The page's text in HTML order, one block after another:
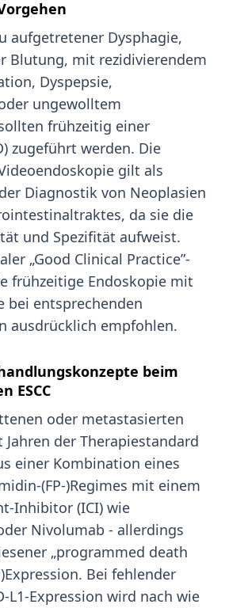
aufgetretener Dysphagie,
Blutung, mit rezidivierendem
Dyspepsie,
ungewolltem
frühzeitig einer
zugeführt werden. Die
gilt als
Diagnostik von Neoplasien
da sie die
und Spezifität aufweist.
„Good Clinical Practice”-
frühzeitige Endoskopie mit
bei entsprechenden
ausdrücklich empfohlen.
beim
ESCC
oder metastasierten
Jahren der Therapiestandard
einer Kombination eines
(FP-)Regimes mit einem
Inhibitor (ICI) wie
Nivolumab - allerdings
„programmed death
Bei fehlender
L1-Expression wird nach wie